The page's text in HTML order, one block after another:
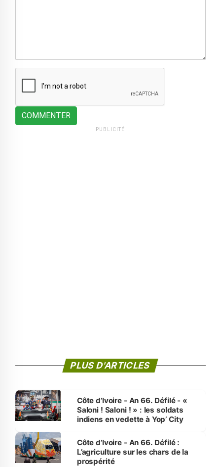
COMMENTER
PUBLICITÉ
PLUS D'ARTICLES
Côte d’Ivoire - An 66. Défilé - «
Saloni ! Saloni ! » : les soldats
indiens en vedette à Yop’ City
Côte d’Ivoire - An 66. Défilé :
L’agriculture sur les chars de la
prospérité